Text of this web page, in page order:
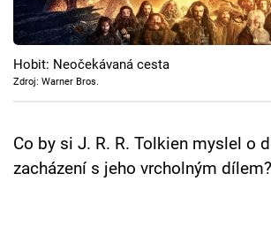
Pořady
TV Program
Přihlášení
Hobit: Neočekávaná cesta
Zdroj: Warner Bros.
Co by si J. R. R. Tolkien myslel o
zacházení s jeho vrcholným dílem?